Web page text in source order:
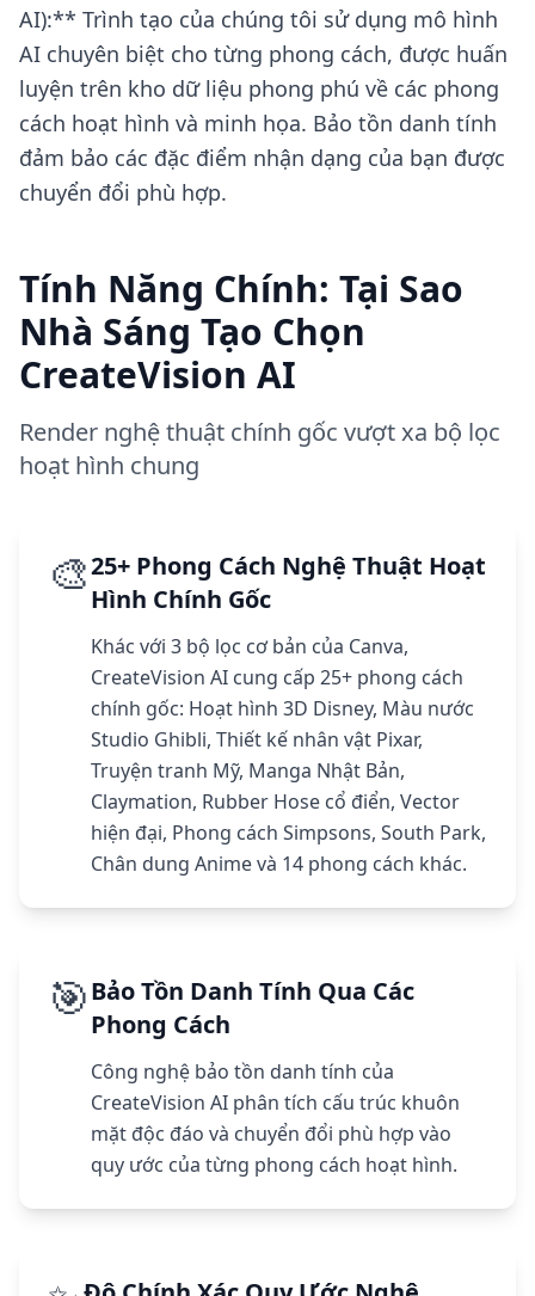
AI):** Trình tạo của chúng tôi sử dụng mô hình
AI chuyên biệt cho từng phong cách, được huấn
luyện trên kho dữ liệu phong phú về các phong
cách hoạt hình và minh họa. Bảo tồn danh tính
đảm bảo các đặc điểm nhận dạng của bạn được
chuyển đổi phù hợp.
Tính Năng Chính: Tại Sao
Nhà Sáng Tạo Chọn
CreateVision AI
Render nghệ thuật chính gốc vượt xa bộ lọc
hoạt hình chung
🎨25+ Phong Cách Nghệ Thuật Hoạt
Hình Chính Gốc
Khác với 3 bộ lọc cơ bản của Canva,
CreateVision AI cung cấp 25+ phong cách
chính gốc: Hoạt hình 3D Disney, Màu nước
Studio Ghibli, Thiết kế nhân vật Pixar,
Truyện tranh Mỹ, Manga Nhật Bản,
Claymation, Rubber Hose cổ điển, Vector
hiện đại, Phong cách Simpsons, South Park,
Chân dung Anime và 14 phong cách khác.
🎯Bảo Tồn Danh Tính Qua Các
Phong Cách
Công nghệ bảo tồn danh tính của
CreateVision AI phân tích cấu trúc khuôn
mặt độc đáo và chuyển đổi phù hợp vào
quy ước của từng phong cách hoạt hình.